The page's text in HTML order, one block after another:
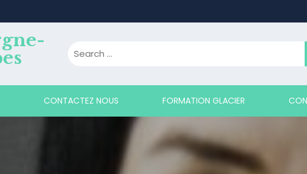
CONTACTEZ NOUS FORMATION GLACIER